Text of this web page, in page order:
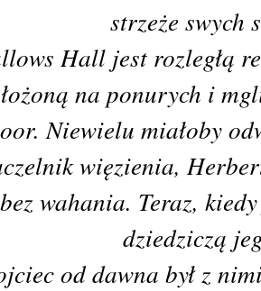
strzeże swych
Hall jest rozległą
na ponurych i
Niewielu miałoby
więzienia,
wahania. Teraz,
dziedziczą
od dawna był z